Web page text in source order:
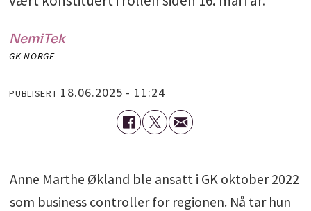
NemiTek
GK NORGE
PUBLISERT 18.06.2025 - 11:24
Anne Marthe Økland ble ansatt i GK oktober 2022
som business controller for regionen. Nå tar hun